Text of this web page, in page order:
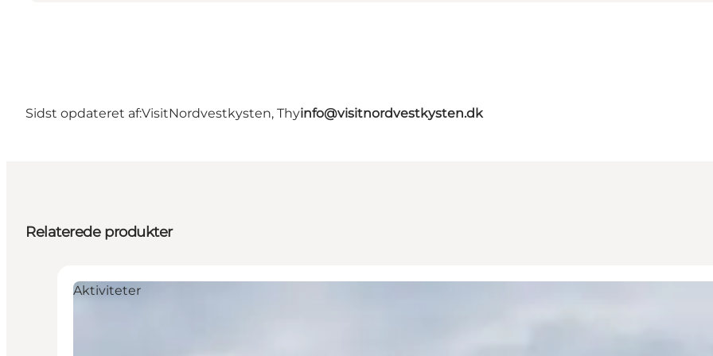
Sidst opdateret af:VisitNordvestkysten, Thyinfo@visitnordvestkysten.dk
Relaterede produkter
Aktiviteter